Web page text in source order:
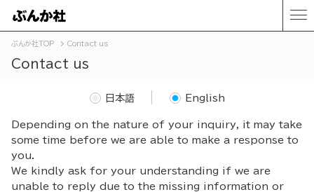
ぶんか社TOP Contact us
Contact us
Depending on the nature of your inquiry, it may take
some time before we are able to make a response to
you.
We kindly ask for your understanding if we are
unable to reply due to the missing information or
日本語 English